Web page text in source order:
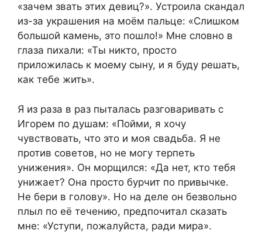
«зачем звать этих девиц?». Устроила скандал
из-за украшения на моём пальце: «Слишком
большой камень, это пошло!» Мне словно в
глаза пихали: «Ты никто, просто
приложилась к моему сыну, и я буду решать,
как тебе жить».
Я из раза в раз пыталась разговаривать с
Игорем по душам: «Пойми, я хочу
чувствовать, что это и моя свадьба. Я не
против советов, но не могу терпеть
унижения». Он морщился: «Да нет, кто тебя
унижает? Она просто бурчит по привычке.
Не бери в голову». Но на деле он безвольно
плыл по её течению, предпочитал сказать
мне: «Уступи, пожалуйста, ради мира».